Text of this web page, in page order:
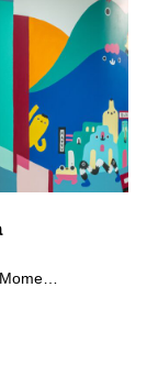
Mome…